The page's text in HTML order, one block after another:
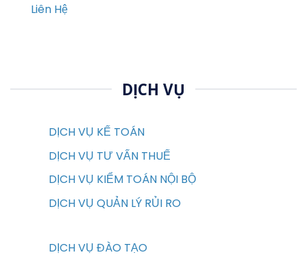
Liên Hệ
DỊCH VỤ
DỊCH VỤ KẾ TOÁN
DỊCH VỤ TƯ VẤN THUẾ
DỊCH VỤ KIỂM TOÁN NỘI BỘ
DỊCH VỤ QUẢN LÝ RỦI RO
DỊCH VỤ ĐÀO TẠO